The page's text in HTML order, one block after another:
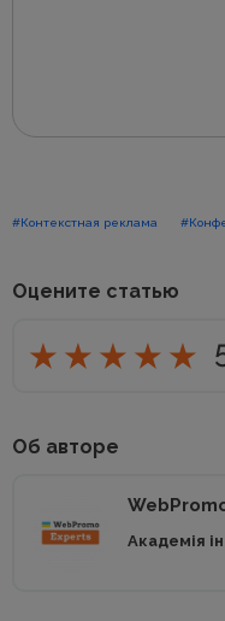
#Контекстная реклама
Оцените статью
Об авторе
Академія